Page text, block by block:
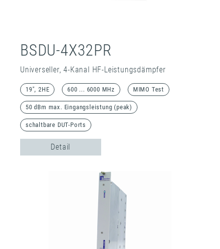
BSDU-4X32PR
Universeller, 4-Kanal HF-Leistungsdämpfer
19", 2HE 600 ... 6000 MHz MIMO Test
50 dBm max. Eingangsleistung (peak)
schaltbare DUT-Ports
Detail